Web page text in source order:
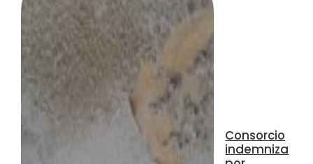
Consorcio
indemniza